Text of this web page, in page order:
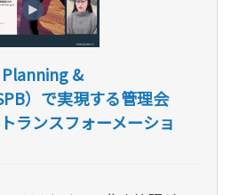
&
）で実現する管理会
ランスフォーメーショ